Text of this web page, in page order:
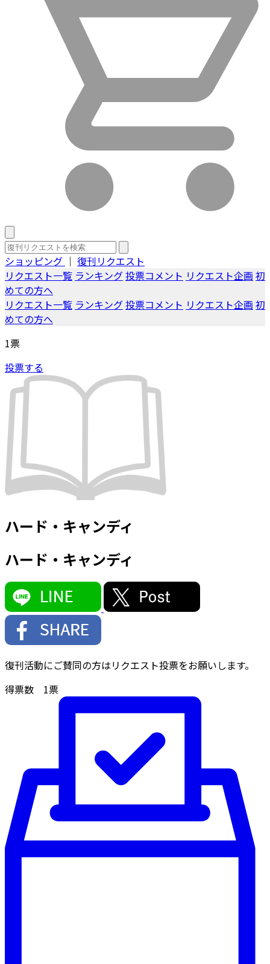
ショッピング ｜ 復刊リクエスト
リクエスト一覧 ランキング投票コメント リクエスト企画 初
めての方へ
リクエスト一覧 ランキング投票コメント リクエスト企画 初
めての方へ
1票
投票する
ハード・キャンディ
ハード・キャンディ
復刊活動にご賛同の方はリクエスト投票をお願いします。
得票数 1票